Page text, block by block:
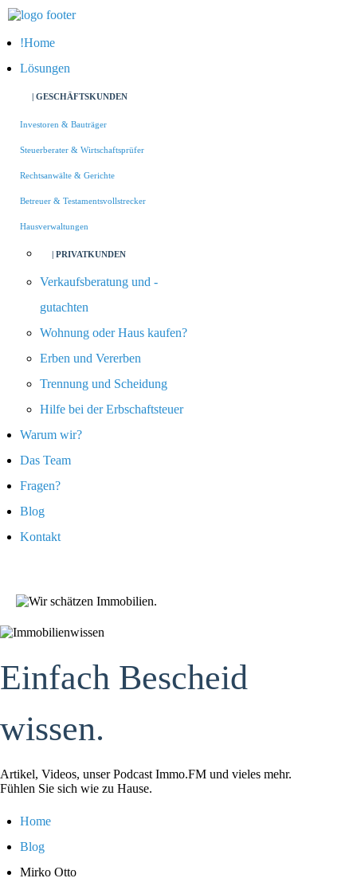
Home
Lösungen
| GESCHÄFTSKUNDEN
Investoren & Bauträger
Steuerberater & Wirtschaftsprüfer
Rechtsanwälte & Gerichte
Betreuer & Testamentsvollstrecker
Hausverwaltungen
| PRIVATKUNDEN
Verkaufsberatung und -
gutachten
Wohnung oder Haus kaufen?
Erben und Vererben
Trennung und Scheidung
Hilfe bei der Erbschaftsteuer
Warum wir?
Das Team
Fragen?
Blog
Kontakt
Einfach Bescheid
wissen.
Artikel, Videos, unser Podcast Immo.FM und vieles mehr.
Fühlen Sie sich wie zu Hause.
Home
Blog
Mirko Otto